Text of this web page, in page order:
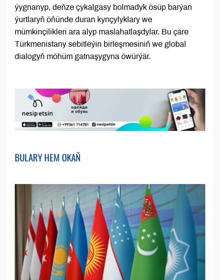
ýygnanyp, deňze çykalgasy bolmadyk ösüp barýan
ýurtlaryň öňünde duran kynçylyklary we
mümkinçilikleri ara alyp maslahatlaşdylar. Bu çäre
Türkmenistany sebitleýin birleşmesiniň we global
dialogyň möhüm gatnaşygyna öwürýär.
BULARY HEM OKAŇ